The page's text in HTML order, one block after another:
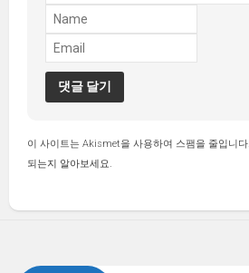
이 사이트는 Akismet을 사용하여 스팸을 줄입니다.
되는지 알아보세요.